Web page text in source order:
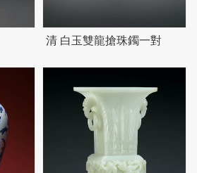
清 白玉雙龍搶珠鐲一對